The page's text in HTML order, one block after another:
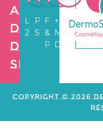
avantages
de
Dermo
Shop
LIVRAISON
24/72H
PAIEMENT
SÉCURISÉ
FIDÉLITÉ
&
PARRAINAGE
+3.500
Copyright © 2026